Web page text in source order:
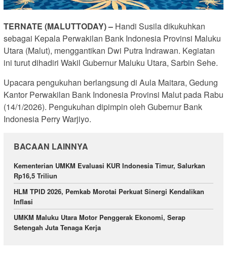
TERNATE (MALUTTODAY) – Handi Susila dikukuhkan
sebagai Kepala Perwakilan Bank Indonesia Provinsi Maluku
Utara (Malut), menggantikan Dwi Putra Indrawan. Kegiatan
ini turut dihadiri Wakil Gubernur Maluku Utara, Sarbin Sehe.
Upacara pengukuhan berlangsung di Aula Maitara, Gedung
Kantor Perwakilan Bank Indonesia Provinsi Malut pada Rabu
(14/1/2026). Pengukuhan dipimpin oleh Gubernur Bank
Indonesia Perry Warjiyo.
BACAAN LAINNYA
Kementerian UMKM Evaluasi KUR Indonesia Timur, Salurkan
Rp16,5 Triliun
HLM TPID 2026, Pemkab Morotai Perkuat Sinergi Kendalikan
Inflasi
UMKM Maluku Utara Motor Penggerak Ekonomi, Serap
Setengah Juta Tenaga Kerja